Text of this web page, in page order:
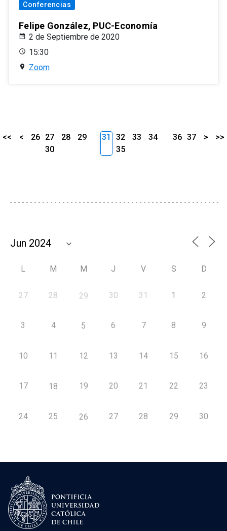
Conferencias
Felipe González, PUC-Economía
2 de Septiembre de 2020
15:30
Zoom
<< < 26 27 28
29
30
31 32 33
34
35
36 37 > >>
L M M J V S D
27 28 29 30 31 1 2
3 4 5 6 7 8 9
10 11 12 13 14 15 16
17 18 19 20 21 22 23
24 25 26 27 28 29 30